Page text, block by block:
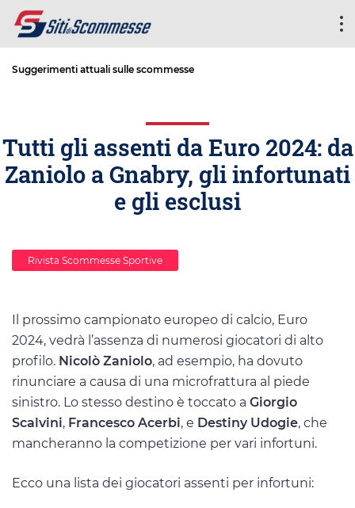
Suggerimenti attuali sulle scommesse
Tutti gli assenti da Euro 2024: da
Zaniolo a Gnabry, gli infortunati
e gli esclusi
Rivista Scommesse Sportive
Il prossimo campionato europeo di calcio, Euro
2024, vedrà l’assenza di numerosi giocatori di alto
profilo. Nicolò Zaniolo, ad esempio, ha dovuto
rinunciare a causa di una microfrattura al piede
sinistro. Lo stesso destino è toccato a Giorgio
Scalvini, Francesco Acerbi, e Destiny Udogie, che
mancheranno la competizione per vari infortuni.
Ecco una lista dei giocatori assenti per infortuni: